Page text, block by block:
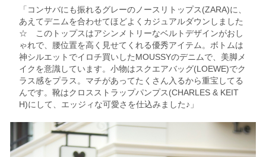
「コンサバにも振れるグレーのノースリトップス(ZARA)に、
あえてデニムを合わせてほどよくカジュアルダウンしました
☆ このトップスはアシンメトリーなベルトデザインがおし
ゃれで、腰位置を高く見せてくれる優秀アイテム。ボトムは
神シルエットでイロチ買いしたMOUSSYのデニムで、美脚メ
イクを意識しています。小物はスクエアバッグ(LOEWE)でク
ラス感をプラス。マチがあってたくさん入るから重宝してる
んです。靴はクロスストラップパンプス(CHARLES & KEIT
H)にして、エッジィな可愛さを仕込みました♪」